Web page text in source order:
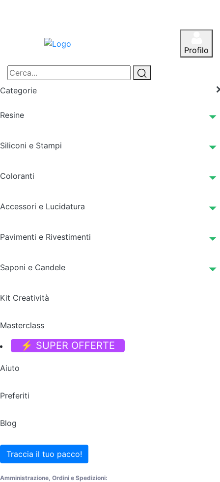
Profilo
Categorie
Resine
Siliconi e Stampi
Coloranti
Accessori e Lucidatura
Pavimenti e Rivestimenti
Saponi e Candele
Kit Creatività
Masterclass
⚡ SUPER OFFERTE
Aiuto
Preferiti
Blog
Traccia il tuo pacco!
Amministrazione, Ordini e Spedizioni: